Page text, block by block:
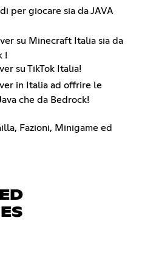
per giocare sia da JAVA
su Minecraft Italia sia da
!
su TikTok Italia!
in Italia ad offrire le
che da Bedrock!
Fazioni, Minigame ed